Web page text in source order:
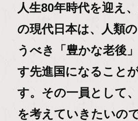
人生80年時代を迎え
の現代日本は、人類
うべき「豊かな老後
す先進国になること
す。その一員として
を考えていきたいので